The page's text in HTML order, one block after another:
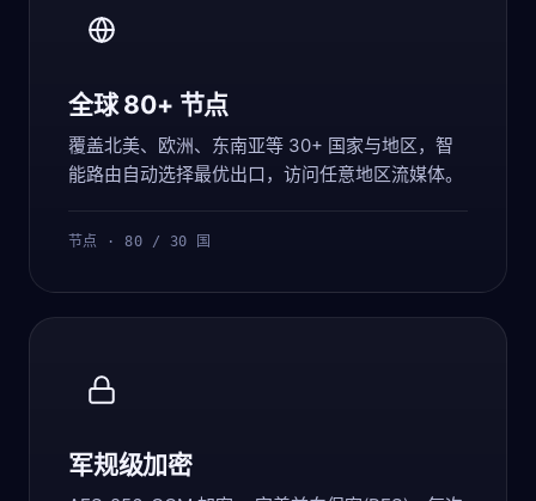
全球 80+ 节点
覆盖北美、欧洲、东南亚等 30+ 国家与地区，智
能路由自动选择最优出口，访问任意地区流媒体。
节点 · 80 / 30 国
军规级加密